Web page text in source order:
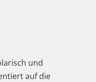
und
auf die